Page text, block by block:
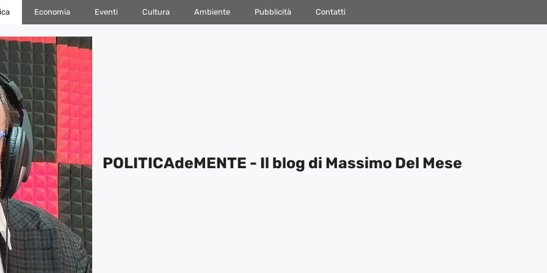
Economia Eventi Cultura Ambiente Pubblicità Contatti
POLITICAdeMENTE - Il blog di Massimo Del Mese